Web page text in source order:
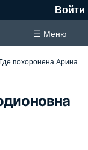
Войти
☰ Меню
Где похоронена Арина